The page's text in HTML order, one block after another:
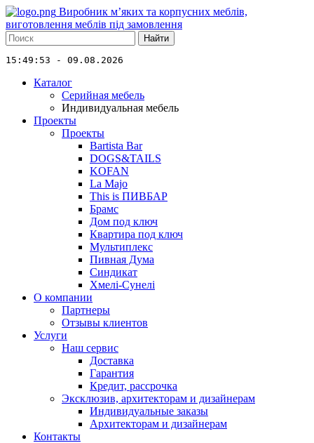
Виробник м’яких та корпусних меблів,
виготовлення меблів під замовлення
Найти
15:49:53 - 09.08.2026
Каталог
Серийная мебель
Индивидуальная мебель
Проекты
Проекты
Bartista Bar
DOGS&TAILS
KOFAN
La Majo
This is ПИВБАР
Брамс
Дом под ключ
Квартира под ключ
Мультиплекс
Пивная Дума
Синдикат
Хмелі-Сунелі
О компании
Партнеры
Отзывы клиентов
Услуги
Наш сервис
Доставка
Гарантия
Кредит, рассрочка
Эксклюзив, архитекторам и дизайнерам
Индивидуальные заказы
Архитекторам и дизайнерам
Контакты